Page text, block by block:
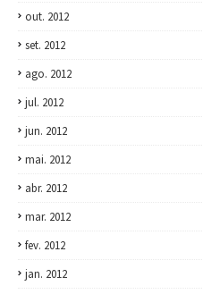
out. 2012
set. 2012
ago. 2012
jul. 2012
jun. 2012
mai. 2012
abr. 2012
mar. 2012
fev. 2012
jan. 2012